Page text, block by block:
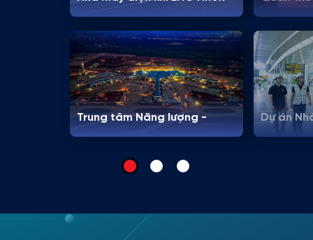
Trạch 3 & 4
Trung tâm Năng lượng -
Cảng HKQT Long Thành
City –
Dự án
– Cảng